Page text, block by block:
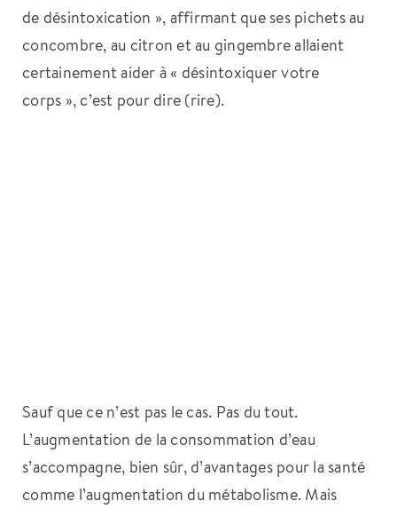
de désintoxication », affirmant que ses pichets au
concombre, au citron et au gingembre allaient
certainement aider à « désintoxiquer votre
corps », c’est pour dire (rire).
Sauf que ce n’est pas le cas. Pas du tout.
L’augmentation de la consommation d’eau
s’accompagne, bien sûr, d’avantages pour la santé
comme l’augmentation du métabolisme. Mais